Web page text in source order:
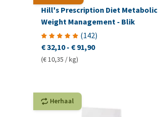
Hill's Prescription Diet Metabolic
Weight Management - Blik
(142)
€ 32,10 - € 91,90
(€ 10,35 / kg)
Herhaal